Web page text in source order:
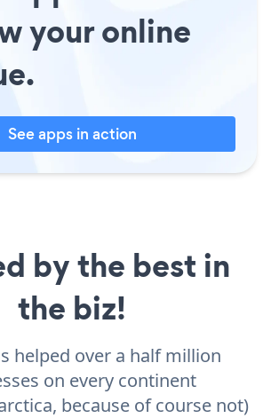
your online
See apps in action
by the best in
the biz!
helped over a half million
on every continent
because of course not)